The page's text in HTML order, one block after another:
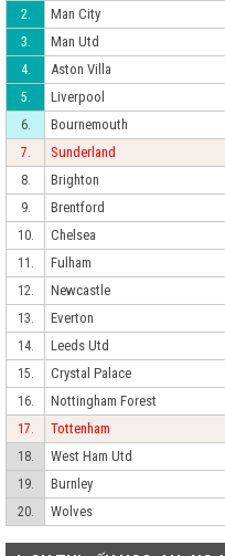
2.
Man City
3.
Man Utd
4.
Aston Villa
5.
Liverpool
6.
Bournemouth
7.
Sunderland
8.
Brighton
9.
Brentford
10.
Chelsea
11.
Fulham
12.
Newcastle
13.
Everton
14.
Leeds Utd
15.
Crystal Palace
16.
Nottingham Forest
17.
Tottenham
18.
West Ham Utd
19.
Burnley
20.
Wolves